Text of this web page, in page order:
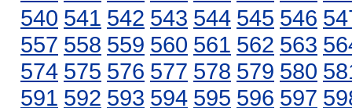
540 541 542 543 544 545 546
557 558 559 560 561 562 563
574 575 576 577 578 579 580
591 592 593 594 595 596 597